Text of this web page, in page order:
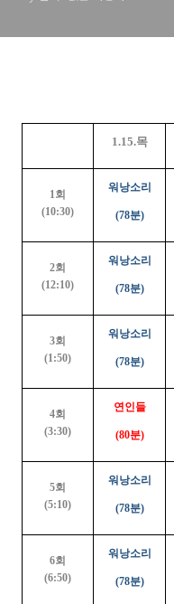
1.15.목
1회
(10:30)
워낭소리
(78분)
2회
(12:10)
워낭소리
(78분)
3회
(1:50)
워낭소리
(78분)
4회
(3:30)
연인들
(80분)
5회
(5:10)
워낭소리
(78분)
6회
(6:50)
워낭소리
(78분)